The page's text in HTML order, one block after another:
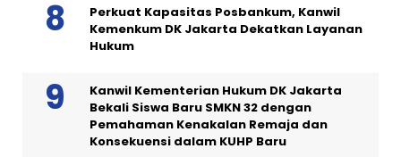
Perkuat Kapasitas Posbankum, Kanwil
Kemenkum DK Jakarta Dekatkan Layanan
Hukum
Kanwil Kementerian Hukum DK Jakarta
Bekali Siswa Baru SMKN 32 dengan
Pemahaman Kenakalan Remaja dan
Konsekuensi dalam KUHP Baru